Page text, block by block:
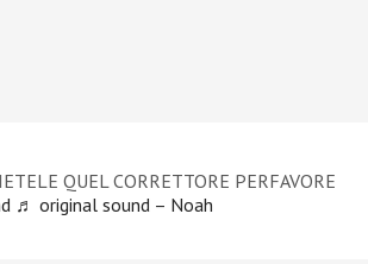
QUEL CORRETTORE PERFAVORE
♬ original sound – Noah